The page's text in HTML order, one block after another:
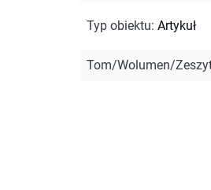
Typ obiektu: Artykuł
Tom/Wolumen/